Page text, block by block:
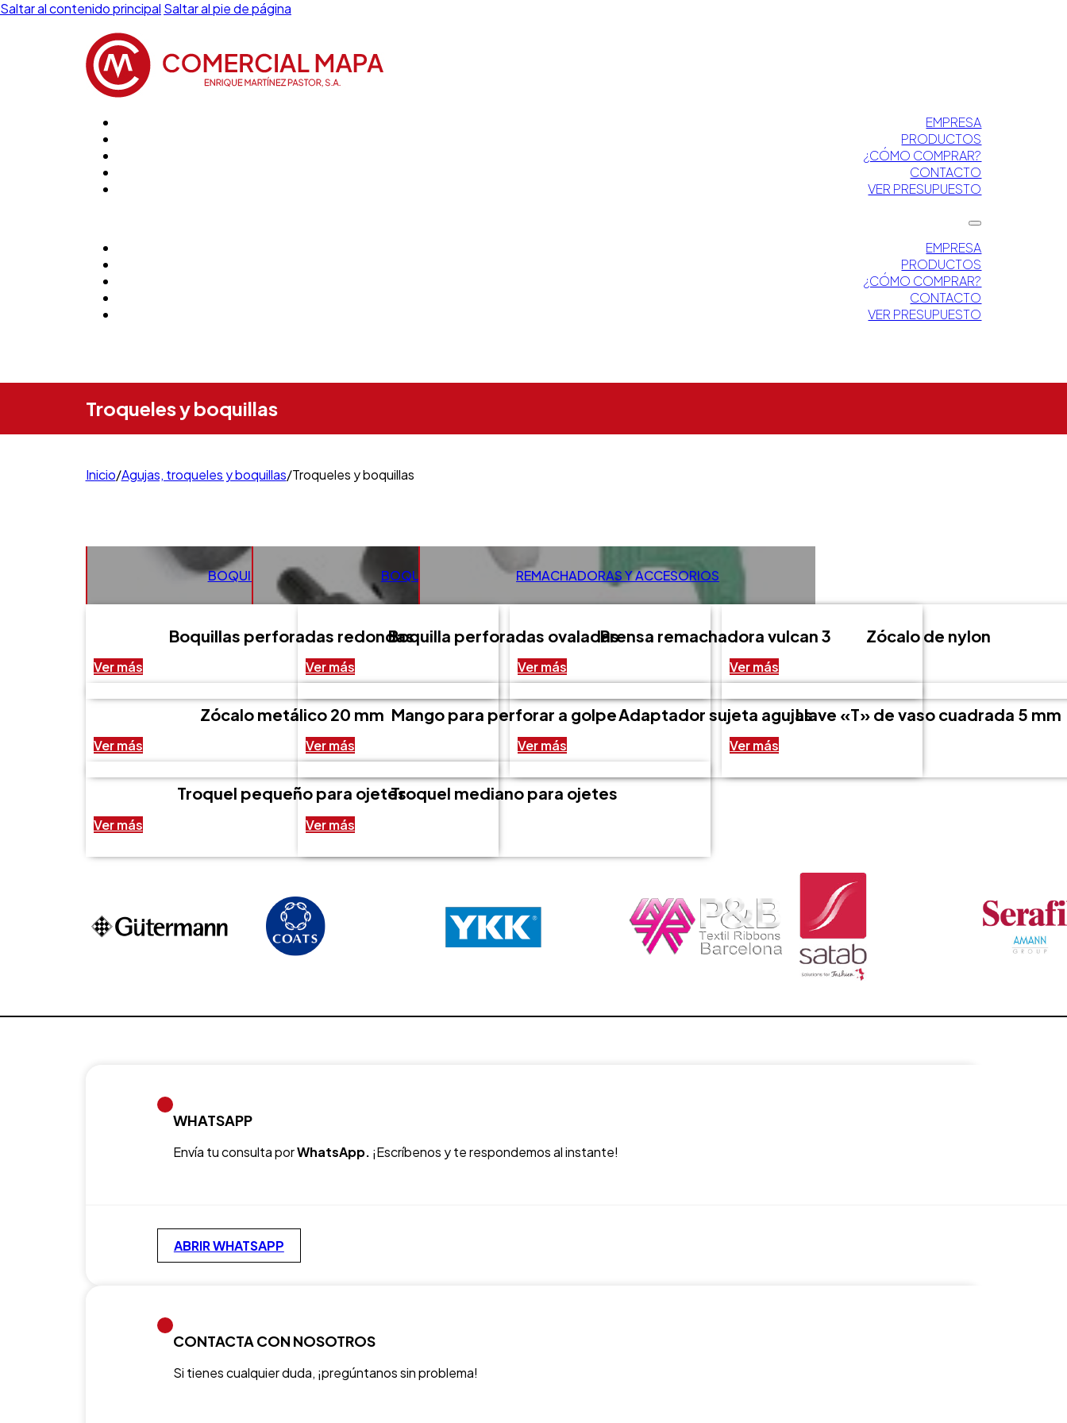
Saltar al contenido principal Saltar al pie de página
EMPRESA
PRODUCTOS
¿CÓMO COMPRAR?
CONTACTO
VER PRESUPUESTO
EMPRESA
PRODUCTOS
¿CÓMO COMPRAR?
CONTACTO
VER PRESUPUESTO
Troqueles y boquillas
Inicio/Agujas, troqueles y boquillas/Troqueles y boquillas
BOQUILLAS FORNITURAS BOQUILLAS PERFORARREMACHADORAS Y ACCESORIOS
Boquillas perforadas redondas
Ver más
Boquilla perforadas ovaladas
Ver más
Prensa remachadora vulcan 3
Ver más
Zócalo de nylon
Ver más
Zócalo metálico 20 mm
Ver más
Mango para perforar a golpe
Ver más
Adaptador sujeta agujas
Ver más
Llave «T» de vaso cuadrada 5 mm
Ver más
Troquel pequeño para ojetes
Ver más
Troquel mediano para ojetes
Ver más
WHATSAPP
Envía tu consulta porWhatsApp. ¡Escríbenos y te respondemos al instante!
ABRIR WHATSAPP
CONTACTA CON NOSOTROS
Si tienes cualquier duda, ¡pregúntanos sin problema!